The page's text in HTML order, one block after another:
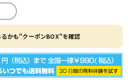
かも"クーポンBOX"を確認